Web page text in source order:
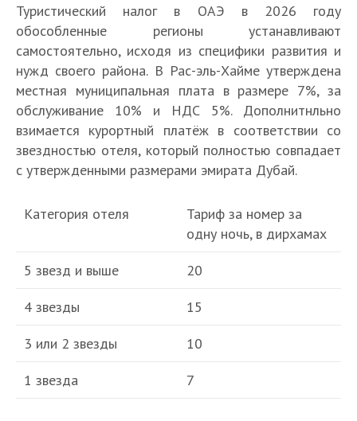
Туристический налог в ОАЭ в 2026 году
обособленные регионы устанавливают
самостоятельно, исходя из специфики развития и
нужд своего района. В Рас-эль-Хайме утверждена
местная муниципальная плата в размере 7%, за
обслуживание 10% и НДС 5%. Дополнитнльно
взимается курортный платёж в соответствии со
звездностью отеля, который полностью совпадает
с утвержденными размерами эмирата Дубай.
Категория отеля
Тариф за номер за
одну ночь, в дирхамах
5 звезд и выше
20
4 звезды
15
3 или 2 звезды
10
1 звезда
7